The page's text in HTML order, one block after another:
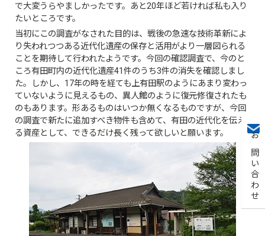
お問い合わせ
で大変うらやましかったです。あと20年ほど若ければ私も入り
たいところです。
当初にこの調査がなされた目的は、戦後の急速な技術革新によ
り失われつつある近代化遺産の保存と活用がより一層図られる
ことを期待して行われたようです。今回の確認調査で、今のと
ころ有田町内の近代化遺産41件のうち3件の消失を確認しまし
た。しかし、17年の時を経ても上有田駅のようにあまり変わっ
ていないように見えるもの、異人館のように復元修復されたも
のもあります。形あるものはいつか無くなるものですが、今回
の調査で新たに追加すべき物件も含めて、有田の近代化を伝え
る資産として、できるだけ長く残って欲しいと願います。